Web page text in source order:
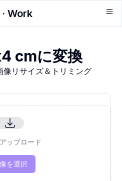
Work
cmに変換
リサイズ＆トリミング
ップロード
を選択